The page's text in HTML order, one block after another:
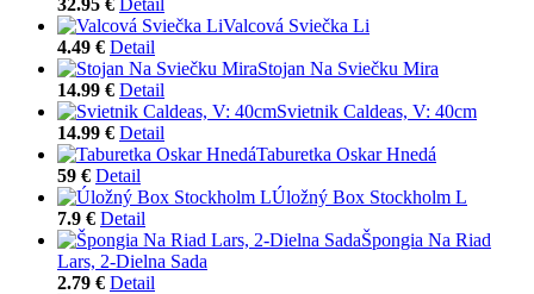
Valcová Sviečka Li
4.49 € Detail
Stojan Na Sviečku Mira
14.99 € Detail
Svietnik Caldeas, V: 40cm
14.99 € Detail
Taburetka Oskar Hnedá
59 € Detail
Úložný Box Stockholm L
7.9 € Detail
Špongia Na Riad
Lars, 2-Dielna Sada
2.79 € Detail